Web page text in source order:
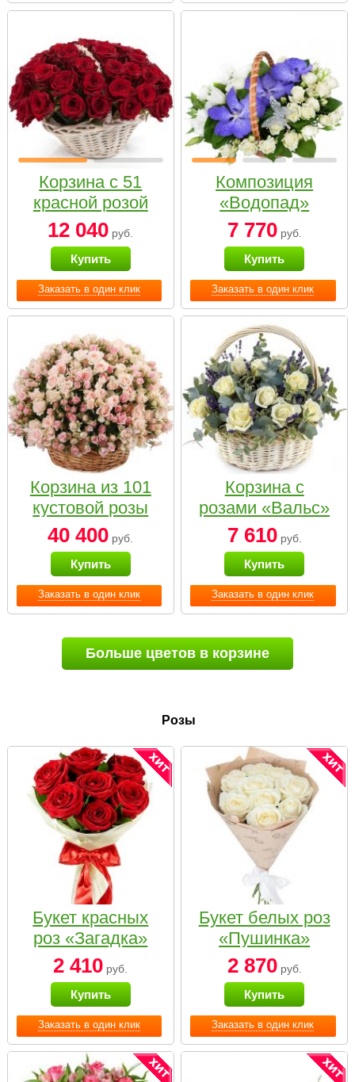
Заказать в один клик
Корзина с 51
красной розой
12 040 руб.
Купить
Заказать в один клик
Композиция
«Водопад»
7 770руб.
Купить
Заказать в один клик
Корзина из 101
кустовой розы
нежных тонов
40 400 руб.
Купить
Заказать в один клик
Корзина с
розами «Вальс»
7 610руб.
Купить
Больше цветов в корзине
Розы
Заказать в один клик
Букет красных
роз «Загадка»
2 410 руб.
Купить
Заказать в один клик
Букет белых роз
«Пушинка»
2 870руб.
Купить